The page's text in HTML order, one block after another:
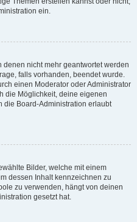
ein.
nicht mehr geantwortet werden
falls vorhanden, beendet wurde.
einen Moderator oder Administrator
die Möglichkeit, deine eigenen
die Board-Administration erlaubt
Bilder, welche mit einem
dessen Inhalt kennzeichnen zu
zu verwenden, hängt von deinen
gesetzt hat.